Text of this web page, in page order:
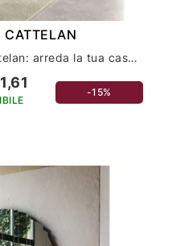
CATTELAN
Scopri il comò Julian di Cattelan: arreda la tua casa con stile ed eleganza
-15%